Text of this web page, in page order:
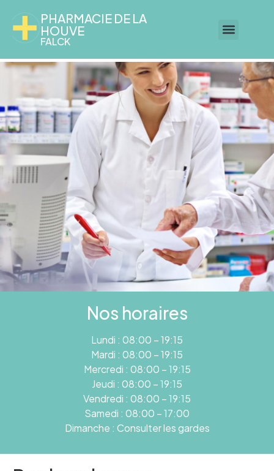
PHARMACIE DE LA
HOUVE
FALCK
Nos horaires
Lundi : 08:00 – 19:15
Mardi : 08:00 – 19:15
Mercredi : 08:00 – 19:15
Jeudi : 08:00 – 19:15
Vendredi : 08:00 – 19:15
Samedi : 08:00 – 17:00
Dimanche : Consulter les gardes